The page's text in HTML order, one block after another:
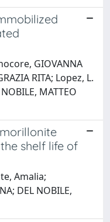
GIOVANNA
RITA; Lopez, L.
MATTEO
shelf life of
Amalia;
DEL NOBILE,